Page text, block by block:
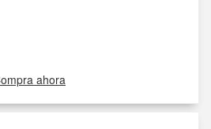
ahora